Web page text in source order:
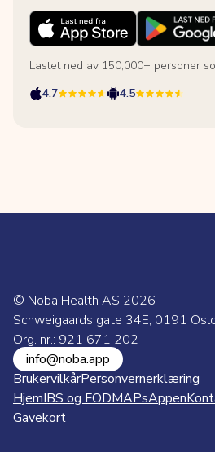
Lastet ned av 150,000+ personer
4.7
4.5
© Noba Health AS 2026
Schweigaards gate 34E, 0191
Org. nr.: 921 671 202
info@noba.app
BrukervilkårPersonvernerklæring
HjemIBS og FODMAPsAppen
Gavekort